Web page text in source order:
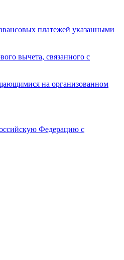
платежей указанными
вычета, связанного с
на организованном
Федерацию с